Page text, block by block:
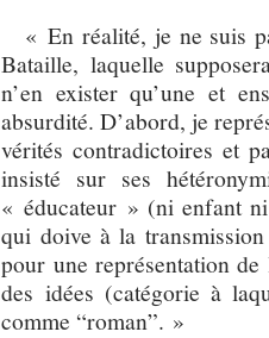
« En réalité, je ne suis
Bataille, laquelle
n’en exister qu’une et
absurdité. D’abord, je
vérités contradictoires et
insisté sur ses
« éducateur » (ni enfant
qui doive à la
pour une représentation
des idées (catégorie à
comme “roman”. »